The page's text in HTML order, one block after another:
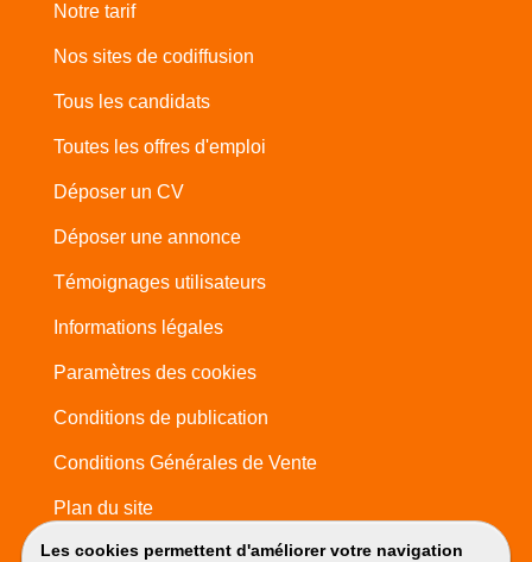
Les cookies permettent d'améliorer votre navigation
Notre tarif
Nos sites de codiffusion
Tous les candidats
Toutes les offres d'emploi
Déposer un CV
Déposer une annonce
Témoignages utilisateurs
Informations légales
Paramètres des cookies
Conditions de publication
Conditions Générales de Vente
Plan du site